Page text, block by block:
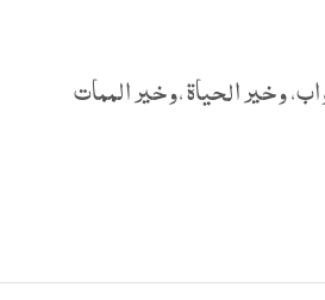
وخير الحياة ،وخير الممات